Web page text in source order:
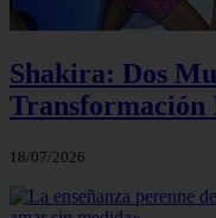
Shakira: Dos
Transformación
18/07/2026